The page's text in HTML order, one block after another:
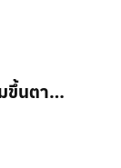
ขึ้นตาม
มลง